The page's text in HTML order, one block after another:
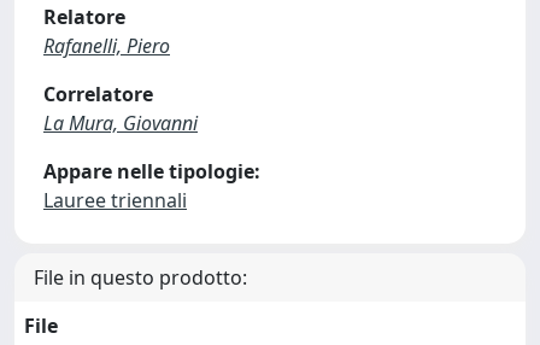
Relatore
Rafanelli, Piero
Correlatore
La Mura, Giovanni
Appare nelle tipologie:
Lauree triennali
File in questo prodotto:
File